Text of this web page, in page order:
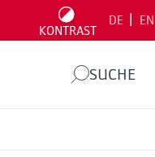
KONTRAST
DE EN
SUCHE